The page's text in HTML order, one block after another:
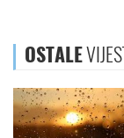
OSTALE